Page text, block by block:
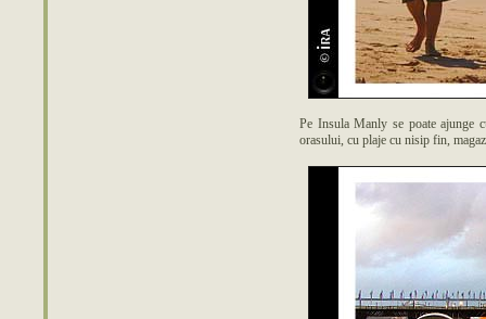
Pe Insula Manly se poate ajunge
orasului, cu plaje cu nisip fin,